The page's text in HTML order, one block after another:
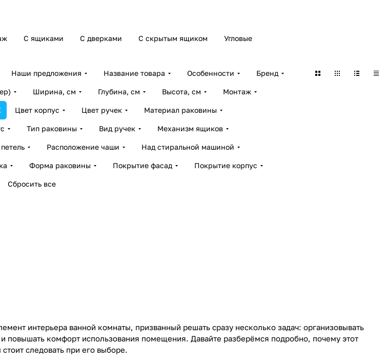
С ящиками С дверками С скрытым ящиком Угловые
Наши предложения Название товара Особенности Бренд
Ширина, см Глубина, см Высота, см Монтаж
Цвет корпус Цвет ручек Материал раковины
Тип раковины Вид ручек Механизм ящиков
Расположение чаши Над стиральной машиной
Форма раковины Покрытие фасад Покрытие корпус
Сбросить все
интерьера ванной комнаты, призванный решать сразу несколько задач: организовывать
и повышать комфорт использования помещения. Давайте разберёмся подробно, почему этот
следовать при его выборе.